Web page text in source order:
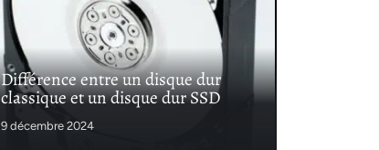
Différence entre un disque dur
classique et un disque dur SSD
9 décembre 2024